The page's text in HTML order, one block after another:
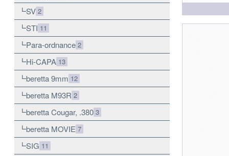
SV 2
STI 11
Para-ordnance 2
Hi-CAPA 13
beretta 9mm 12
beretta M93R 2
beretta Cougar, .380 3
beretta MOVIE 7
SIG 11